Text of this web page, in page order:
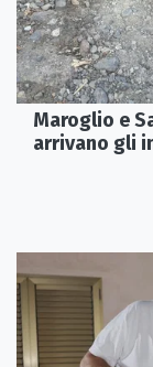
Maroglio e
arrivano gli